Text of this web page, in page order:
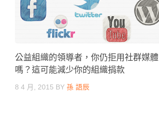
公益組織的領導者，你仍拒用社群媒體
嗎？這可能減少你的組織捐款
8 4 月, 2015 BY 孫 語辰